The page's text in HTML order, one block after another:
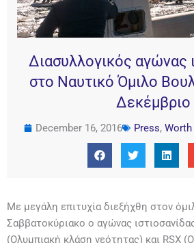
Διασυλλογικός αγώνας
στο Ναυτικό Όμιλο
Δεκέμβριο
December 16, 2016 Press, Worth
Με μεγάλη επιτυχία διεξήχθη στον
Σαββατοκύριακο ο αγώνας
(Ολυμπιακή κλάση νεότητας) και RSX